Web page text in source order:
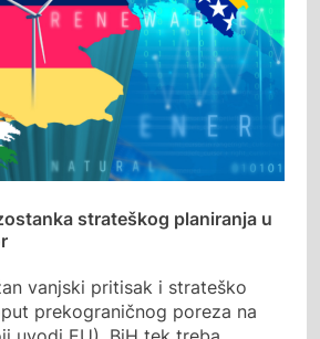
strateškog planiranja u
vanjski pritisak i strateško
prekograničnog poreza na